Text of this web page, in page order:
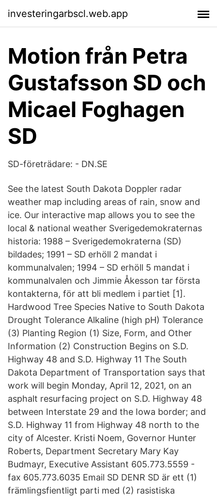
investeringarbscl.web.app
Motion från Petra
Gustafsson SD och
Micael Foghagen
SD
SD-företrädare: - DN.SE
See the latest South Dakota Doppler radar
weather map including areas of rain, snow and
ice. Our interactive map allows you to see the
local & national weather Sverigedemokraternas
historia: 1988 – Sverigedemokraterna (SD)
bildades; 1991 – SD erhöll 2 mandat i
kommunalvalen; 1994 – SD erhöll 5 mandat i
kommunalvalen och Jimmie Åkesson tar första
kontakterna, för att bli medlem i partiet [1].
Hardwood Tree Species Native to South Dakota
Drought Tolerance Alkaline (high pH) Tolerance
(3) Planting Region (1) Size, Form, and Other
Information (2) Construction Begins on S.D.
Highway 48 and S.D. Highway 11 The South
Dakota Department of Transportation says that
work will begin Monday, April 12, 2021, on an
asphalt resurfacing project on S.D. Highway 48
between Interstate 29 and the Iowa border; and
S.D. Highway 11 from Highway 48 north to the
city of Alcester. Kristi Noem, Governor Hunter
Roberts, Department Secretary Mary Kay
Budmayr, Executive Assistant 605.773.5559 -
fax 605.773.6035 Email SD DENR SD är ett (1)
främlingsfientligt parti med (2) rasistiska